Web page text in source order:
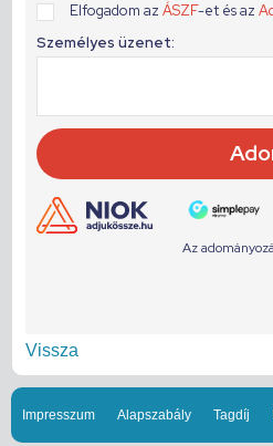
Vissza
Impresszum Alapszabály Tagdíj